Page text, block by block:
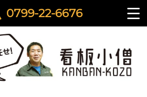
0799-22-6676